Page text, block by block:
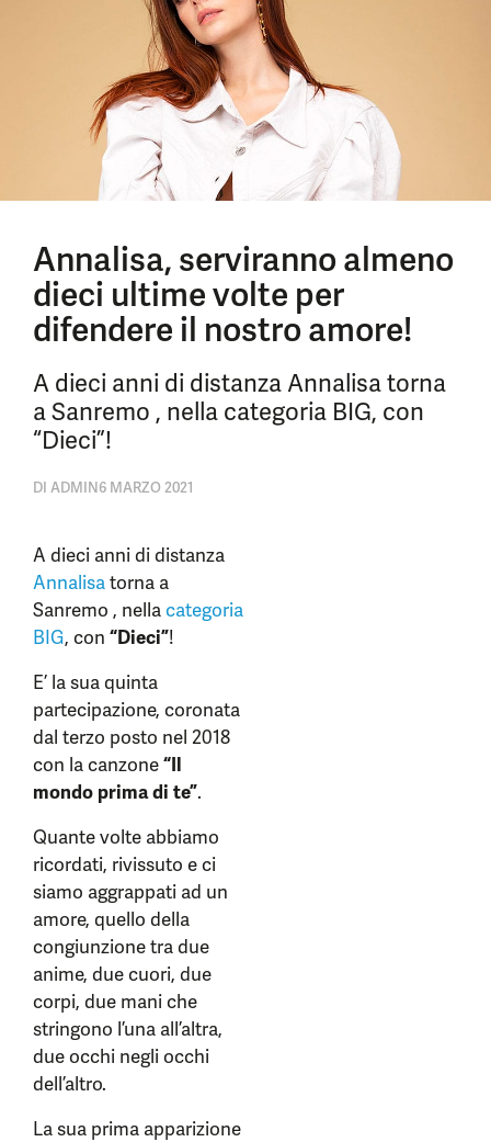
Annalisa, serviranno almeno
dieci ultime volte per
difendere il nostro amore!
A dieci anni di distanza Annalisa torna
a Sanremo , nella categoria BIG, con
“Dieci”!
DI ADMIN6 MARZO 2021
A dieci anni di distanza
Annalisatorna a
Sanremo , nellacategoria
BIG, con “Dieci”!
E’ la sua quinta
partecipazione, coronata
dal terzo posto nel 2018
con la canzone“Il
mondo prima di te”.
Quante volte abbiamo
ricordati, rivissuto e ci
siamo aggrappati ad un
amore, quello della
congiunzione tra due
anime, due cuori, due
corpi, due mani che
stringono l’una all’altra,
due occhi negli occhi
dell’altro.
La sua prima apparizione